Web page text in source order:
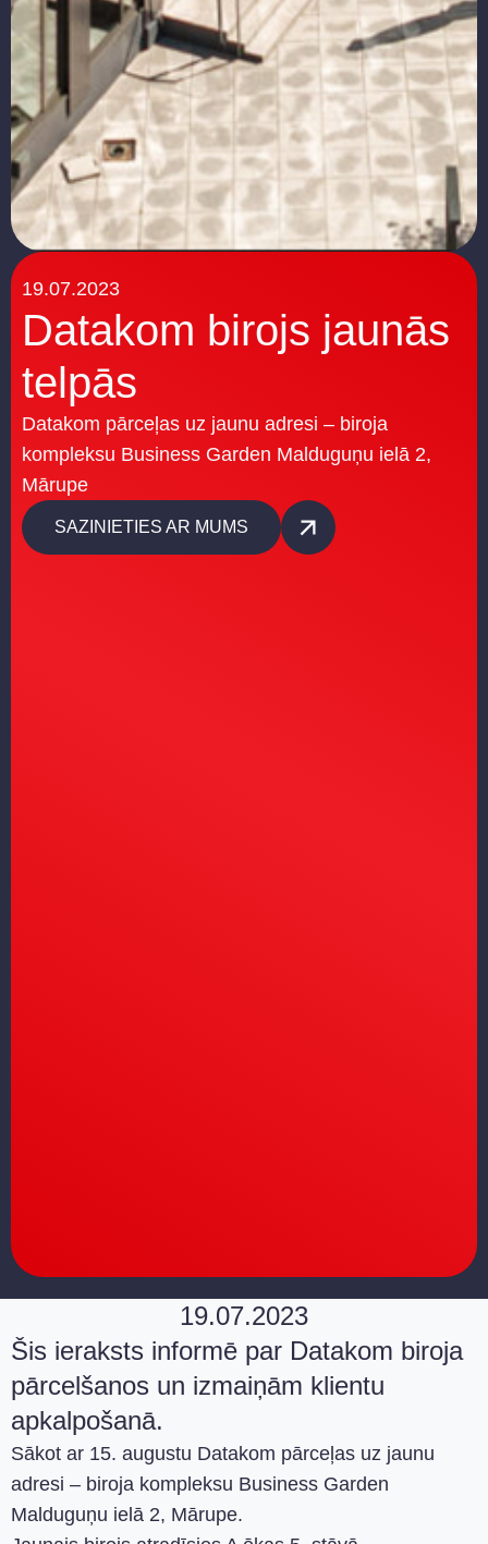
19.07.2023
Datakom birojs jaunās
telpās
Datakom pārceļas uz jaunu adresi – biroja
kompleksu Business Garden Malduguņu ielā 2,
Mārupe
SAZINIETIES AR MUMS
19.07.2023
Šis ieraksts informē par Datakom biroja
pārcelšanos un izmaiņām klientu
apkalpošanā.
Sākot ar 15. augustu Datakom pārceļas uz jaunu
adresi – biroja kompleksu Business Garden
Malduguņu ielā 2, Mārupe.